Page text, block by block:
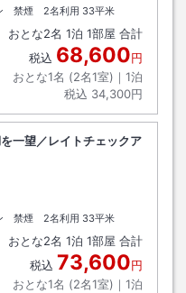
禁煙 2名利用 33平米
おとな2名 1泊 1部屋 合計
税込 68,600円
おとな1名 (2名1室)｜ 1泊
税込 34,300円
一望／レイトチェックア
禁煙 2名利用 33平米
おとな2名 1泊 1部屋 合計
税込 73,600円
おとな1名 (2名1室)｜ 1泊